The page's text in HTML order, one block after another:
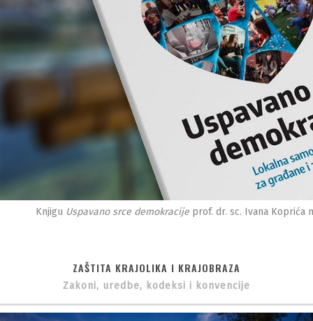
Knjigu Uspavano srce demokracije prof. dr. sc. Ivana Koprića
ZAŠTITA KRAJOLIKA I KRAJOBRAZA
Zakoni, uredbe, kodeksi i konvencije